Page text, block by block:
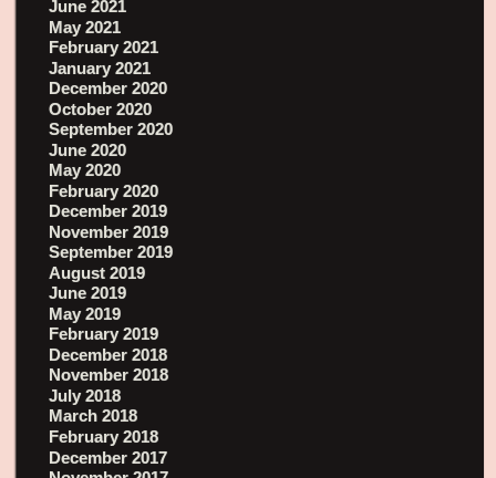
June 2021
May 2021
February 2021
January 2021
December 2020
October 2020
September 2020
June 2020
May 2020
February 2020
December 2019
November 2019
September 2019
August 2019
June 2019
May 2019
February 2019
December 2018
November 2018
July 2018
March 2018
February 2018
December 2017